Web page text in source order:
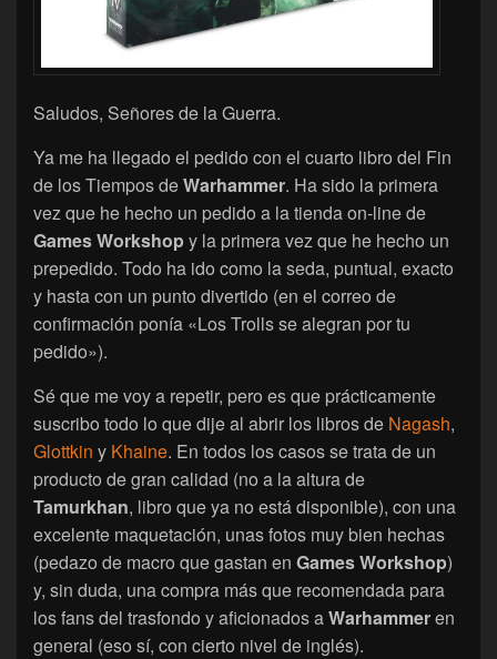
Saludos, Señores de la Guerra.
Ya me ha llegado el pedido con el cuarto libro del Fin
de los Tiempos deWarhammer. Ha sido la primera
vez que he hecho un pedido a la tienda on-line de
Games Workshopy la primera vez que he hecho un
prepedido. Todo ha ido como la seda, puntual, exacto
y hasta con un punto divertido (en el correo de
confirmación ponía «Los Trolls se alegran por tu
pedido»).
Sé que me voy a repetir, pero es que prácticamente
suscribo todo lo que dije al abrir los libros de Nagash,
Glottkin y Khaine. En todos los casos se trata de un
producto de gran calidad (no a la altura de
Tamurkhan, libro que ya no está disponible), con una
excelente maquetación, unas fotos muy bien hechas
(pedazo de macro que gastan en Games Workshop)
y, sin duda, una compra más que recomendada para
los fans del trasfondo y aficionados aWarhammeren
general (eso sí, con cierto nivel de inglés).